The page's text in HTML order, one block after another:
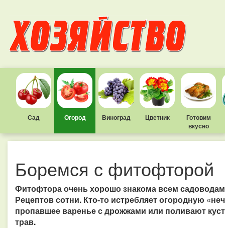
Сад Огород Виноград Цветник
Готовим
вкусно
Боремся с фитофторой
Фитофтора очень хорошо знакома всем
Рецептов сотни. Кто-то истребляет огородную
пропавшее варенье с дрожжами или поливают
трав.